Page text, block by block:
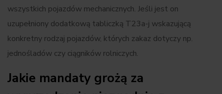
wszystkich pojazdów mechanicznych. Jeśli jest on
uzupełniony dodatkową tabliczką T23a-j wskazującą
konkretny rodzaj pojazdów, których zakaz dotyczy np.
jednośladów czy ciągników rolniczych.
Jakie mandaty grożą za